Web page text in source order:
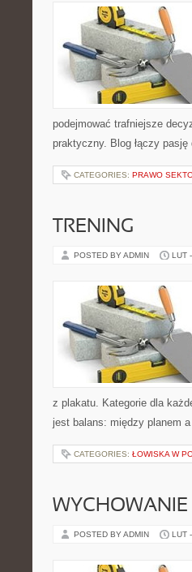
podejmować trafniejsze
praktyczny. Blog łączy
CATEGORIES: PRAWO
TRENING
POSTED BY ADMIN LUT
z plakatu. Kategorie dla
jest balans: między planem
CATEGORIES: ŁOWISKA W
WYCHOWANIE
POSTED BY ADMIN LUT